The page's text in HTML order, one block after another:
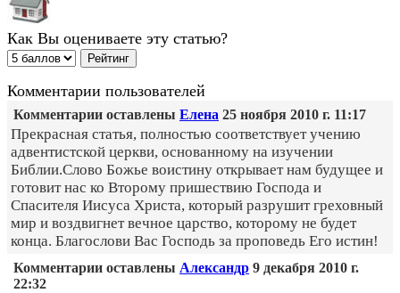
Как Вы оцениваете эту статью?
Комментарии пользователей
Комментарии оставлены Елена 25 ноября 2010 г. 11:17
Прекрасная статья, полностью соответствует учению
адвентистской церкви, основанному на изучении
Библии.Слово Божье воистину открывает нам будущее и
готовит нас ко Второму пришествию Господа и
Спасителя Иисуса Христа, который разрушит греховный
мир и воздвигнет вечное царство, которому не будет
конца. Благослови Вас Господь за проповедь Его истин!
Комментарии оставлены Александр 9 декабря 2010 г.
22:32